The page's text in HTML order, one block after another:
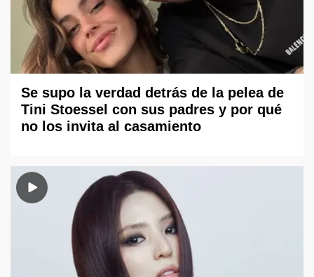
Se supo la verdad detrás de la pelea de
Tini Stoessel con sus padres y por qué
no los invita al casamiento